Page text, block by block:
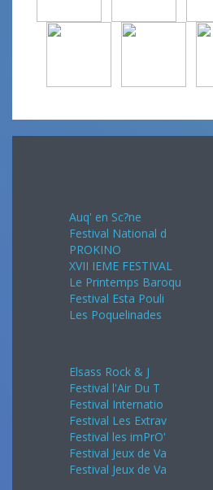
Auq' en Sc?ne
Festival National d
PROKINO
XVII IEME FESTIVAL
Le Printemps Baroqu
Festival Esta Pouli
Les Poquelinades
Elsass Rock & J
Festival l'Air Du T
Festival Internatio
Festival Les Extrav
Festival les imPrO'
Festival Jeux de Va
Festival Jeux de Va